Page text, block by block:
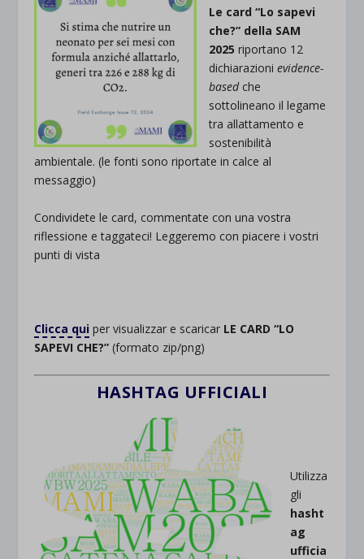
Le card “Lo sapevi
che?” della SAM
2025 riportano 12
dichiarazioni evidence-
basedche
sottolineano il legame
tra allattamento e
sostenibilità
ambientale. (le fonti sono riportate in calce al
messaggio)
Condividete le card, commentate con una vostra
riflessione e taggateci! Leggeremo con piacere i vostri
punti di vista
Clicca qui per visualizzar e scaricar LE CARD “LO
SAPEVI CHE?” (formato zip/png)
HASHTAG UFFICIALI
Utilizza
gli
hasht
ag
ufficia